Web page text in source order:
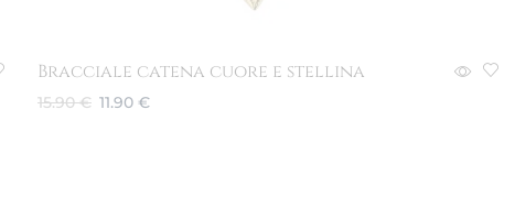
Bracciale catena cuore e stellina
15.90€ 11.90 €